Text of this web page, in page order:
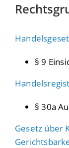
§ 9
§ 30a
Gesetz über